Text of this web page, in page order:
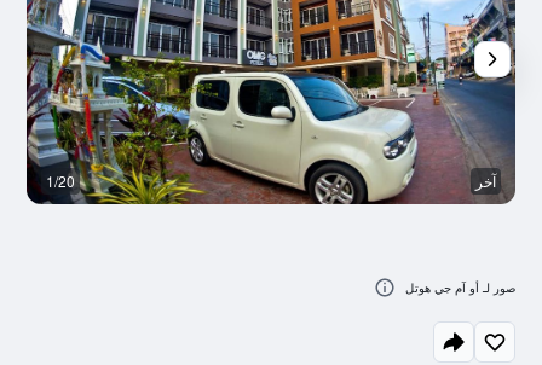
آخر 1/20
صور لـ أو آم جي هوتل